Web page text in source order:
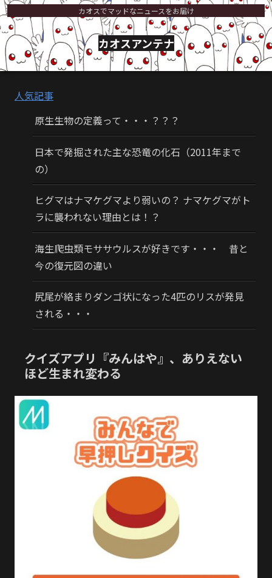
カオスでマッドなニュースをお届け
カオスアンテナ
人気記事
原生生物の定義って・・・？？？
日本で発掘された主な恐竜の化石（2011年まで
の）
ヒグマはナマケグマより弱いの？ ナマケグマがト
ラに襲われない理由とは！？
海生爬虫類モササウルスが好きです・・・ 昔と
今の復元図の違い
尻尾が絡まりダンゴ状になった4匹のリスが発見
される・・・
クイズアプリ『みんはや』、ありえない
ほど生まれ変わる